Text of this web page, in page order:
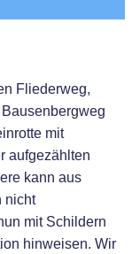
Fliederweg,
mit
aufgezählten
kann aus
nicht
mit Schildern
hinweisen. Wir